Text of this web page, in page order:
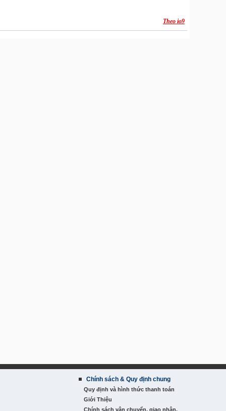
Theo io9
Chính sách & Quy định chung
Quy định và hình thức thanh toán
Giới Thiệu
Chính sách vận chuyển, giao nhận,